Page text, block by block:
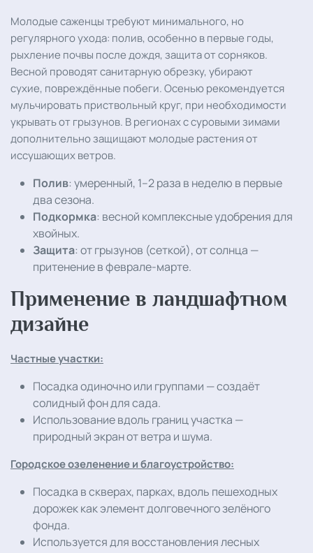
Молодые саженцы требуют минимального, но
регулярного ухода: полив, особенно в первые годы,
рыхление почвы после дождя, защита от сорняков.
Весной проводят санитарную обрезку, убирают
сухие, повреждённые побеги. Осенью рекомендуется
мульчировать приствольный круг, при необходимости
укрывать от грызунов. В регионах с суровыми зимами
дополнительно защищают молодые растения от
иссушающих ветров.
Полив: умеренный, 1–2 раза в неделю в первые
два сезона.
Подкормка: весной комплексные удобрения для
хвойных.
Защита: от грызунов (сеткой), от солнца —
притенение в феврале-марте.
Применение в ландшафтном
дизайне
Частные участки:
Посадка одиночно или группами — создаёт
солидный фон для сада.
Использование вдоль границ участка —
природный экран от ветра и шума.
Городское озеленение и благоустройство:
Посадка в скверах, парках, вдоль пешеходных
дорожек как элемент долговечного зелёного
фонда.
Используется для восстановления лесных